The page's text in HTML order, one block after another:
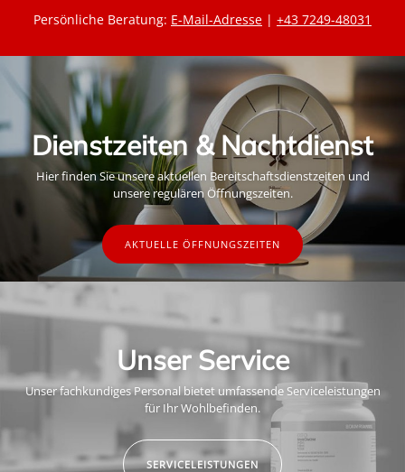
Persönliche Beratung: E-Mail-Adresse | +43 7249-48031
Dienstzeiten & Nachtdienst
Hier finden Sie unsere aktuellen Bereitschaftsdienstzeiten und
unsere regulären Öffnungszeiten.
AKTUELLE ÖFFNUNGSZEITEN
Unser Service
Unser fachkundiges Personal bietet umfassende Serviceleistungen
für Ihr Wohlbefinden.
SERVICELEISTUNGEN